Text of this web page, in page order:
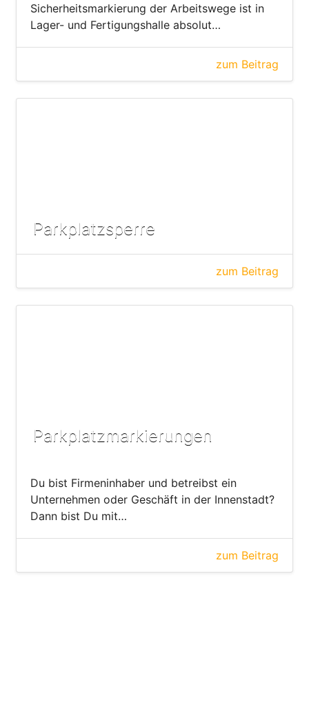
Sicherheitsmarkierung der Arbeitswege ist in
Lager- und Fertigungshalle absolut…
zum Beitrag
Parkplatzsperre
zum Beitrag
Parkplatzmarkierungen
Du bist Firmeninhaber und betreibst ein
Unternehmen oder Geschäft in der Innenstadt?
Dann bist Du mit…
zum Beitrag